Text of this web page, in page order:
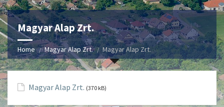
Magyar Alap Zrt.
Home Magyar Alap Zrt. Magyar Alap Zrt.
Magyar Alap Zrt. (370 kB)